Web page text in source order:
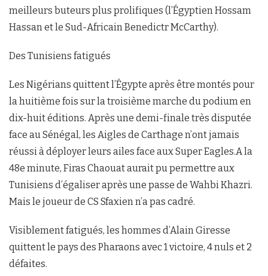
meilleurs buteurs plus prolifiques (l’Égyptien Hossam
Hassan et le Sud-Africain Benedictr McCarthy).
Des Tunisiens fatigués
Les Nigérians quittent l’Égypte après être montés pour
la huitième fois sur la troisième marche du podium en
dix-huit éditions. Après une demi-finale très disputée
face au Sénégal, les Aigles de Carthage n’ont jamais
réussi à déployer leurs ailes face aux Super Eagles.A la
48e minute, Firas Chaouat aurait pu permettre aux
Tunisiens d’égaliser après une passe de Wahbi Khazri.
Mais le joueur de CS Sfaxien n’a pas cadré.
Visiblement fatigués, les hommes d’Alain Giresse
quittent le pays des Pharaons avec 1 victoire, 4 nuls et 2
défaites.